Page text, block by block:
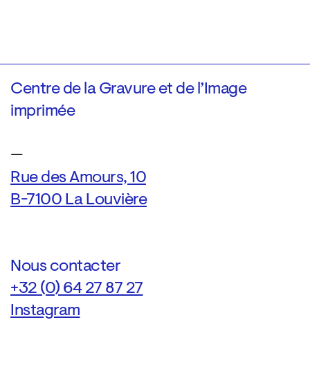
Centre de la Gravure et de l’Image
imprimée
—
Rue des Amours, 10
B-7100 La Louvière
Nous contacter
+32 (0) 64 27 87 27
Instagram